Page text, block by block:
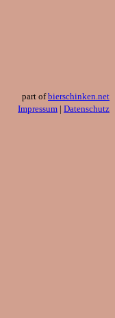
part ofbierschinken.net
Impressum | Datenschutz